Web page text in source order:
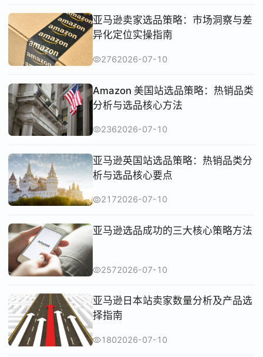
亚马逊卖家选品策略：市场洞察与差
异化定位实操指南
2762026-07-10
Amazon 美国站选品策略：热销品类
分析与选品核心方法
2362026-07-10
亚马逊英国站选品策略：热销品类分
析与选品核心要点
2172026-07-10
亚马逊选品成功的三大核心策略方法
2572026-07-10
亚马逊日本站卖家数量分析及产品选
择指南
1802026-07-10